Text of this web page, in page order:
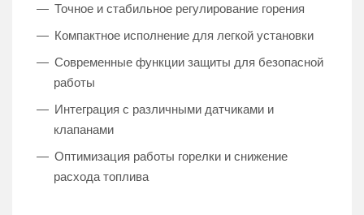
Точное и стабильное регулирование горения
Компактное исполнение для легкой установки
Современные функции защиты для безопасной
работы
Интеграция с различными датчиками и
клапанами
Оптимизация работы горелки и снижение
расхода топлива